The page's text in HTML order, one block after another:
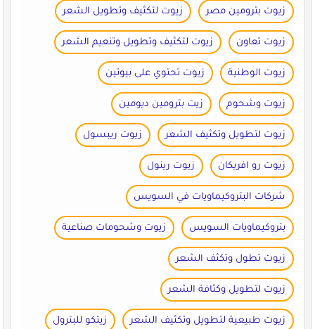
زيوت بترومين مصر زيوت لتكثيف وتطويل الشعر
زيوت تعاون زيوت لتكثيف وتطويل وتنعيم الشعر
زيوت الوطنية زيوت تحتوي على بيوتين
زيوت وشحوم زيت بترومين ديومين
زيوت لتطويل وتكثيف الشعر زيوت ريبسول
زيوت رو افريكان زيوت رينول
شركات البتروكيماويات في السويس
بتروكيماويات السويس زيوت وشحومات صناعية
زيوت تطول وتكثف الشعر
زيوت لتطويل وكثافة الشعر
زيوت طبيعية لتطويل وتكثيف الشعر زيتكو للبترول